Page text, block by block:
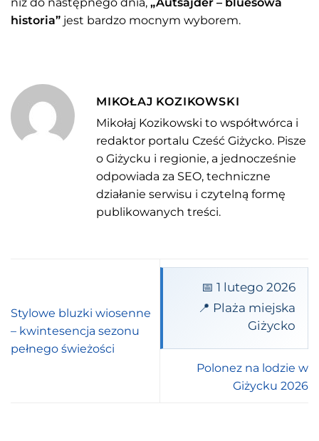
niż do następnego dnia, „Autsajder – bluesowa
historia” jest bardzo mocnym wyborem.
MIKOŁAJ KOZIKOWSKI
Mikołaj Kozikowski to współtwórca i
redaktor portalu Cześć Giżycko. Pisze
o Giżycku i regionie, a jednocześnie
odpowiada za SEO, techniczne
działanie serwisu i czytelną formę
publikowanych treści.
Stylowe bluzki wiosenne
– kwintesencja sezonu
pełnego świeżości
📅 1 lutego 2026
📍 Plaża miejska
Giżycko
Polonez na lodzie w
Giżycku 2026